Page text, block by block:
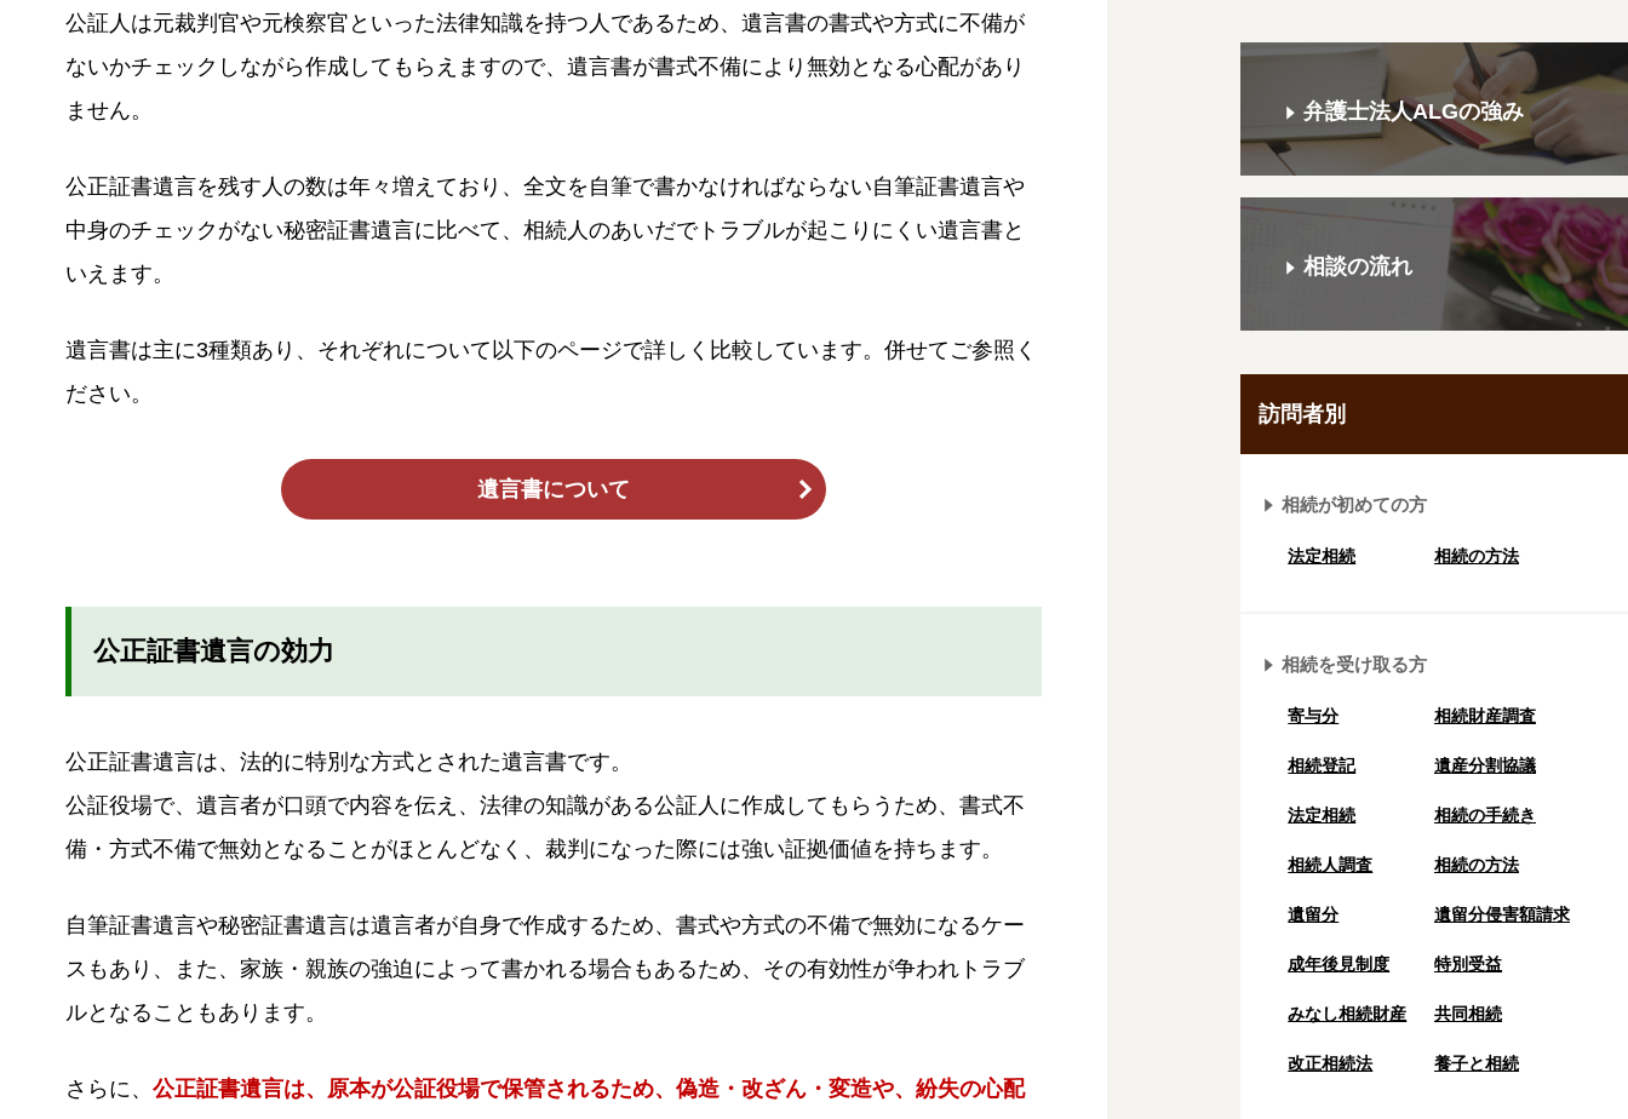
公証人は元裁判官や元検察官といった法律知識を持つ人であるため、遺言書の書式や方式に不備が
ないかチェックしながら作成してもらえますので、遺言書が書式不備により無効となる心配があり
ません。
公正証書遺言を残す人の数は年々増えており、全文を自筆で書かなければならない自筆証書遺言や
中身のチェックがない秘密証書遺言に比べて、相続人のあいだでトラブルが起こりにくい遺言書と
いえます。
遺言書は主に3種類あり、それぞれについて以下のページで詳しく比較しています。併せてご参照く
ださい。
遺言書について
公正証書遺言の効力
公正証書遺言は、法的に特別な方式とされた遺言書です。
公証役場で、遺言者が口頭で内容を伝え、法律の知識がある公証人に作成してもらうため、書式不
備・方式不備で無効となることがほとんどなく、裁判になった際には強い証拠価値を持ちます。
自筆証書遺言や秘密証書遺言は遺言者が自身で作成するため、書式や方式の不備で無効になるケー
スもあり、また、家族・親族の強迫によって書かれる場合もあるため、その有効性が争われトラブ
ルとなることもあります。
さらに、 公正証書遺言は、原本が公証役場で保管されるため、偽造・改ざん・変造や、紛失の心配
弁護士法人ALGの強み
相談の流れ
訪問者別
相続が初めての方
法定相続 相続の方法
相続を受け取る方
寄与分 相続財産調査
相続登記 遺産分割協議
法定相続 相続の⼿続き
相続人調査 相続の方法
遺留分 遺留分侵害額請求
成年後⾒制度 特別受益
みなし相続財産 共同相続
改正相続法 養子と相続